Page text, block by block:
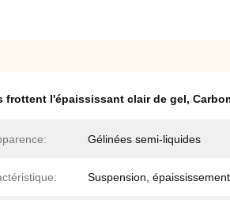
frottent l'épaississant clair de gel,
Gélinées semi-liquides
Suspension, épaississement